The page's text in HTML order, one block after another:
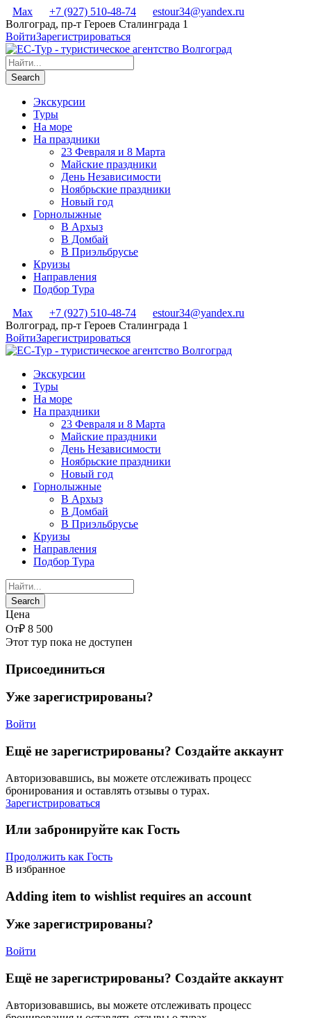
Max +7 (927) 510-48-74
estour34@yandex.ru
Волгоград, пр-т Героев Сталинграда 1
ВойтиЗарегистрироваться
Экскурсии
Туры
На море
На праздники
23 Февраля и 8 Марта
Майские праздники
День Независимости
Ноябрьские праздники
Новый год
Горнолыжные
В Архыз
В Домбай
В Приэльбрусье
Круизы
Направления
Подбор Тура
Max
+7 (927) 510-48-74
estour34@yandex.ru
Волгоград, пр-т Героев Сталинграда 1
ВойтиЗарегистрироваться
Экскурсии
Туры
На море
На праздники
23 Февраля и 8 Марта
Майские праздники
День Независимости
Ноябрьские праздники
Новый год
Горнолыжные
В Архыз
В Домбай
В Приэльбрусье
Круизы
Направления
Подбор Тура
Цена
От₽ 8 500
Этот тур пока не доступен
Присоединиться
Уже зарегистрированы?
Войти
Ещё не зарегистрированы? Создайте аккаунт
Авторизовавшись, вы можете отслеживать процесс
бронирования и оставлять отзывы о турах.
Зарегистрироваться
Или забронируйте как Гость
Продолжить как Гость
В избранное
Adding item to wishlist requires an account
Уже зарегистрированы?
Войти
Ещё не зарегистрированы? Создайте аккаунт
Авторизовавшись, вы можете отслеживать процесс